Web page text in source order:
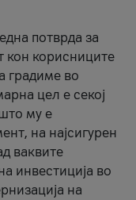
потврда за
кон корисниците
градиме во
цел е секој
му е
на најсигурен
ваквите
инвестиција во
на